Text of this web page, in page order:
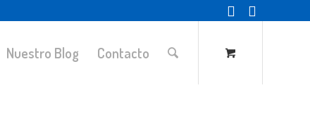
Nuestro Blog Contacto